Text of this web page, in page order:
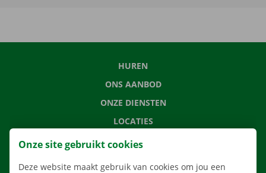
HUREN
ONS AANBOD
ONZE DIENSTEN
LOCATIES
APP
Onze site gebruikt cookies
Deze website maakt gebruik van cookies om jou een